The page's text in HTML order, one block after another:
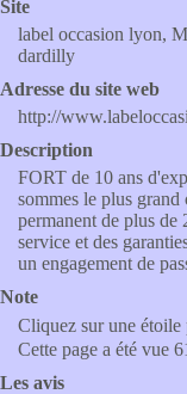
Site
label occasion lyon,
dardilly
Adresse du site web
http://
Description
FORT de 10 ans
sommes le plus
permanent de plus de
service et des
un engagement de
Note
Cliquez sur une étoile
Cette page a été vue
Les avis